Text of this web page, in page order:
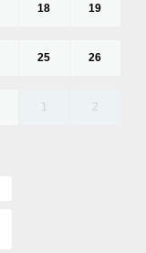
18 19
25 26
1 2